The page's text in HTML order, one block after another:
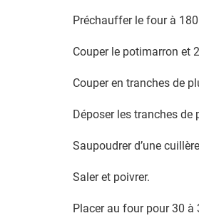
Préchauffer le four à
Couper le potimarron et
Couper en tranches de
Déposer les tranches
Saupoudrer d’une
Saler et poivrer.
Placer au four pour 30